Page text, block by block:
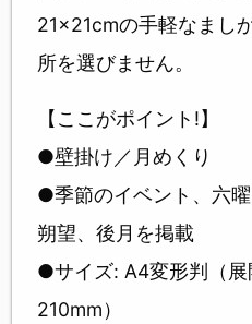
21×21cmの手軽なまし
所を選びません。
【ここがポイント!】
●壁掛け／月めくり
●季節のイベント、六曜
朔望、後月を掲載
●サイズ: A4変形判（
210mm）